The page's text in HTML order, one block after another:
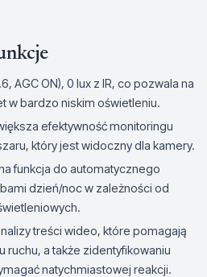
AGC ON), 0 lux z IR, co pozwala na
w bardzo niskim oświetleniu.
efektywność monitoringu
który jest widoczny dla kamery.
funkcja do automatycznego
dzień/noc w zależności od
treści wideo, które pomagają
ruchu, a także zidentyfikowaniu
natychmiastowej reakcji.